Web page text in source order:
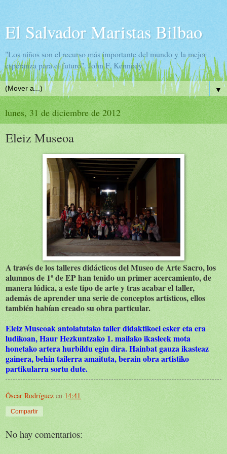
El Salvador Maristas Bilbao
"Los niños son el recurso más importante del mundo y la mejor
esperanza para el futuro". John F. Kennedy
▼
lunes, 31 de diciembre de 2012
Eleiz Museoa
A través de los talleres didácticos del Museo de Arte Sacro, los
alumnos de 1º de EP han tenido un primer acercamiento, de
manera lúdica, a este tipo de arte y tras acabar el taller,
además de aprender una serie de conceptos artísticos, ellos
también habían creado su obra particular.
Eleiz Museoak antolatutako tailer didaktikoei esker eta era
ludikoan, Haur Hezkuntzako 1. mailako ikasleek mota
honetako artera hurbildu egin dira. Hainbat gauza ikasteaz
gainera, behin tailerra amaituta, berain obra artistiko
partikularra sortu dute.
Óscar Rodríguez en 14:41
Compartir
No hay comentarios: